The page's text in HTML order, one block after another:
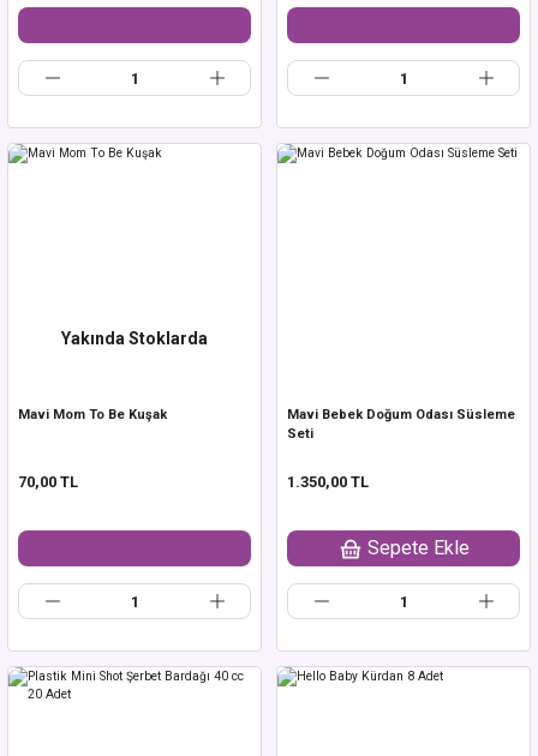
Mavi Mom To Be Kuşak
70,00 TL
Yakında Stoklarda
Mavi Bebek Doğum Odası Süsleme
Seti
1.350,00 TL
Sepete Ekle